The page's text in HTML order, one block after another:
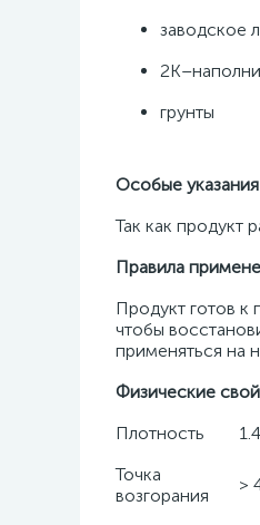
заводское
грунты
Особые указания
Так как продукт
Правила
Продукт готов
чтобы
применяться на
Физические
Плотность
Точка
возгорания
>